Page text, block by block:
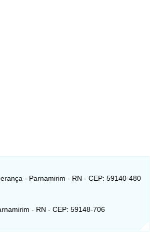
- Parnamirim - RN - CEP: 59140-480
- RN - CEP: 59148-706